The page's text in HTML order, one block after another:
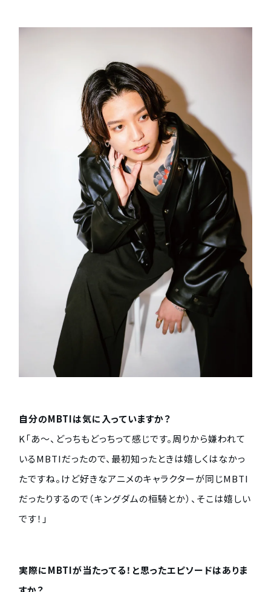
自分のMBTIは気に入っていますか？
K「あ〜、どっちもどっちって感じです。周りから嫌われて
いるMBTIだったので、最初知ったときは嬉しくはなかっ
たですね。けど好きなアニメのキャラクターが同じMBTI
だったりするので（キングダムの桓騎とか）、そこは嬉しい
です！」
実際にMBTIが当たってる！と思ったエピソードはありま